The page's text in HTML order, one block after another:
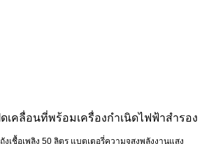
เคลื่อนที่พร้อมเครื่องกำเนิดไฟฟ้าสำรอง
งเชื้อเพลิง 50 ลิตร แบตเตอรี่ความจุสูงพลังงานแสง